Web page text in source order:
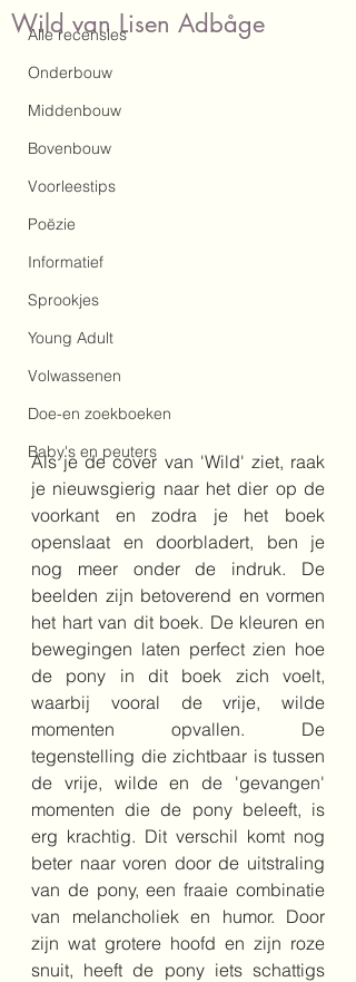
Alle recensies
Onderbouw
Middenbouw
Bovenbouw
Voorleestips
Poëzie
Informatief
Sprookjes
Young Adult
Volwassenen
Doe-en zoekboeken
Baby's en peuters
Wild van Lisen Adbåge
Als je de cover van 'Wild' ziet, raak
je nieuwsgierig naar het dier op de
voorkant en zodra je het boek
openslaat en doorbladert, ben je
nog meer onder de indruk. De
beelden zijn betoverend en vormen
het hart van dit boek. De kleuren en
bewegingen laten perfect zien hoe
de pony in dit boek zich voelt,
waarbij vooral de vrije, wilde
momenten opvallen. De
tegenstelling die zichtbaar is tussen
de vrije, wilde en de 'gevangen'
momenten die de pony beleeft, is
erg krachtig. Dit verschil komt nog
beter naar voren door de uitstraling
van de pony, een fraaie combinatie
van melancholiek en humor. Door
zijn wat grotere hoofd en zijn roze
snuit, heeft de pony iets schattigs